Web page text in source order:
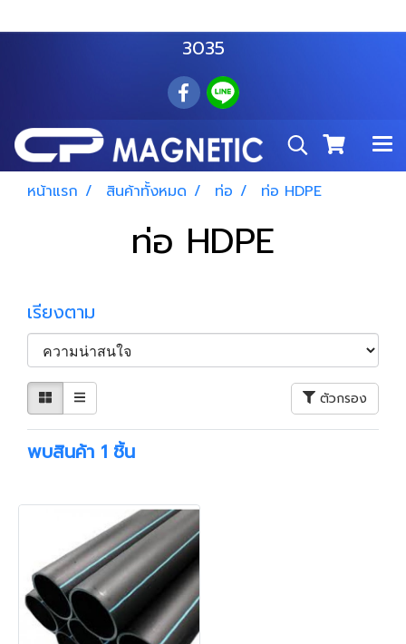
3035
หน้าแรก สินค้าทั้งหมด ท่อ ท่อ HDPE
ท่อ HDPE
เรียงตาม
ตัวกรอง
พบสินค้า 1 ชิ้น